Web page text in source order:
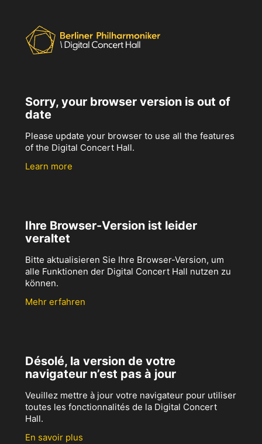
Sorry, your browser version is out of
date
Please update your browser to use all the features
of the Digital Concert Hall.
Learn more
Ihre Browser-Version ist leider
veraltet
Bitte aktualisieren Sie Ihre Browser-Version, um
alle Funktionen der Digital Concert Hall nutzen zu
können.
Mehr erfahren
Désolé, la version de votre
navigateur n’est pas à jour
Veuillez mettre à jour votre navigateur pour utiliser
toutes les fonctionnalités de la Digital Concert
Hall.
En savoir plus